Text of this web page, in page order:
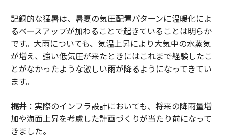
記録的な猛暑は、暑夏の気圧配置パターンに温暖化によ
るベースアップが加わることで起きていることは明らか
です。大雨についても、気温上昇により大気中の水蒸気
が増え、強い低気圧が来たときにはこれまで経験したこ
とがなかったような激しい雨が降るようになってきてい
ます。
梶井：実際のインフラ設計においても、将来の降雨量増
加や海面上昇を考慮した計画づくりが当たり前になって
きました。